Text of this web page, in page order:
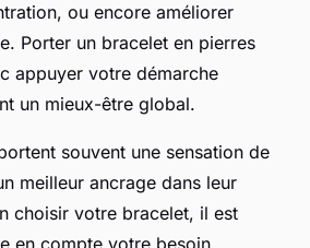
ou encore améliorer
Porter un bracelet en pierres
appuyer votre démarche
un mieux-être global.
souvent une sensation de
meilleur ancrage dans leur
choisir votre bracelet, il est